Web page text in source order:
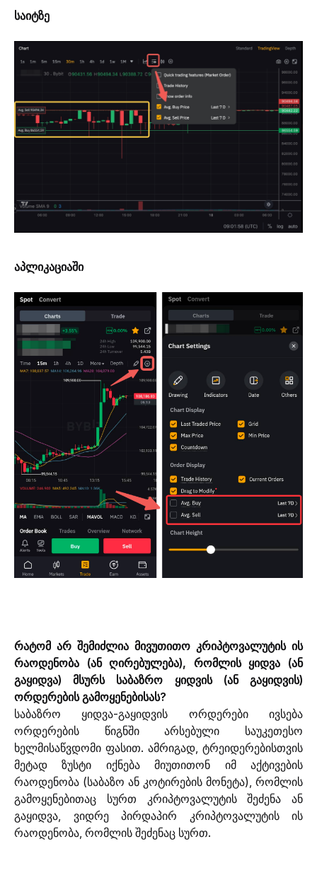
საიტზე
აპლიკაციაში
რატომ არ შემიძლია მივუთითო კრიპტოვალუტის ის
რაოდენობა (ან ღირებულება), რომლის ყიდვა (ან
გაყიდვა) მსურს საბაზრო ყიდვის (ან გაყიდვის)
ორდერების გამოყენებისას?
საბაზრო ყიდვა-გაყიდვის ორდერები ივსება
ორდერების წიგნში არსებული საუკეთესო
ხელმისაწვდომი ფასით. ამრიგად, ტრეიდერებისთვის
მეტად ზუსტი იქნება მიუთითონ იმ აქტივების
რაოდენობა (საბაზო ან კოტირების მონეტა), რომლის
გამოყენებითაც სურთ კრიპტოვალუტის შეძენა ან
გაყიდვა, ვიდრე პირდაპირ კრიპტოვალუტის ის
რაოდენობა, რომლის შეძენაც სურთ.